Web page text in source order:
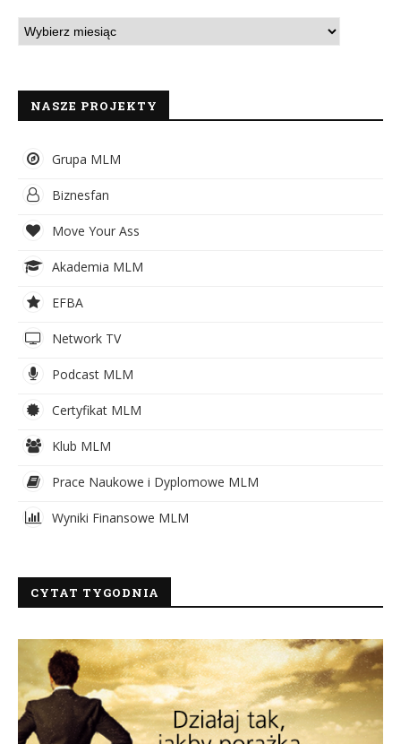
NASZE PROJEKTY
Grupa MLM
Biznesfan
Move Your Ass
Akademia MLM
EFBA
Network TV
Podcast MLM
Certyfikat MLM
Klub MLM
Prace Naukowe i Dyplomowe MLM
Wyniki Finansowe MLM
CYTAT TYGODNIA